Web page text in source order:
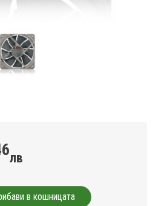
лв
в кошницата